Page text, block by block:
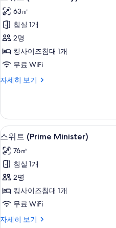
보
기
위
트
(Fiesta
Party)
사
진
모
기
63㎡
침실 1개
2명
킹사이즈침대 1개
무료 WiFi
자세히 보기
스
Party)
자
세
보
기
스
위
트
(Prime
Minister)
사
진
모
7
스위트 (Prime Minister)
76㎡
침실 1개
2명
킹사이즈침대 1개
무료 WiFi
자세히 보기
스